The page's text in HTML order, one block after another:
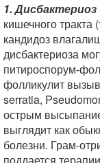
1. Дисбактериоз
кишечного тракта
кандидоз
дисбактериоза
питироспорум-
фолликулит
serratia,
острым
выглядит как
болезни. Грам-